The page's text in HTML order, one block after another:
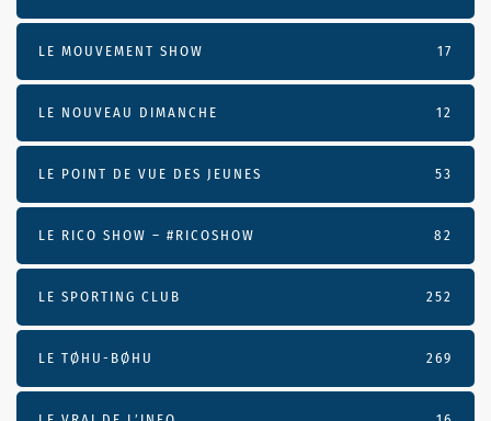
LE MOUVEMENT SHOW 17
LE NOUVEAU DIMANCHE 12
LE POINT DE VUE DES JEUNES 53
LE RICO SHOW – #RICOSHOW 82
LE SPORTING CLUB 252
LE TØHU-BØHU 269